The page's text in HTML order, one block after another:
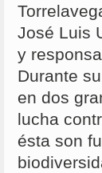
José Luis
y
Durante
en dos
lucha
ésta son